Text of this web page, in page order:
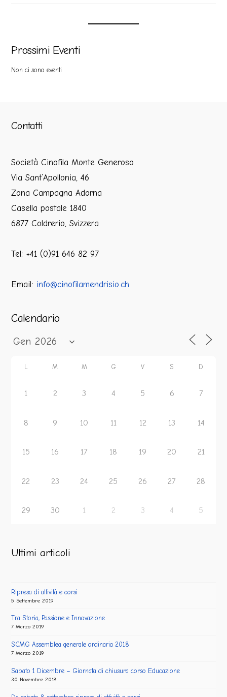
Prossimi Eventi
Non ci sono eventi
Contatti
Società Cinofila Monte Generoso
Via Sant’Apollonia, 46
Zona Campagna Adorna
Casella postale 1840
6877 Coldrerio, Svizzera
Tel: +41 (0)91 646 82 97
Email: info@cinofilamendrisio.ch
Calendario
L M M G V S D
1 2 3 4 5 6 7
8 9 10 11 12 13 14
15 16 17 18 19 20 21
22 23 24 25 26 27 28
29 30 1 2 3 4 5
Ultimi articoli
Ripresa di attività e corsi
5 Settembre 2019
Tra Storia, Passione e Innovazione
7 Marzo 2019
SCMG Assemblea generale ordinaria 2018
7 Marzo 2019
Sabato 1 Dicembre – Giornata di chiusura corso Educazione
30 Novembre 2018